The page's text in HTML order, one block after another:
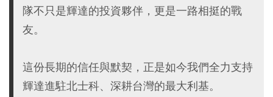
隊不只是輝達的投資夥伴，更是一路相挺的戰
友。
這份長期的信任與默契，正是如今我們全力支持
輝達進駐北士科、深耕台灣的最大利基。